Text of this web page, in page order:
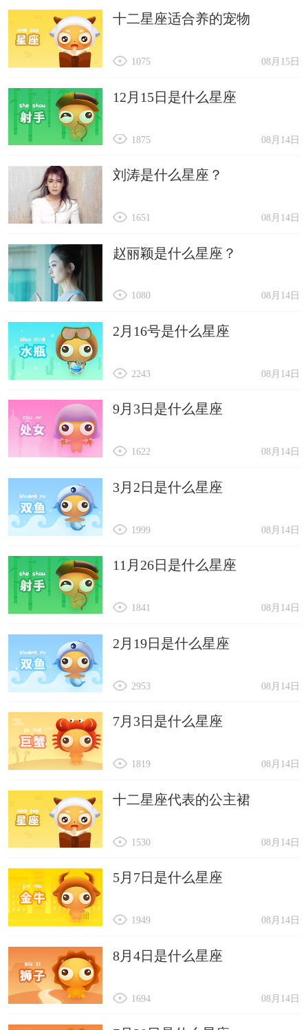
十二星座适合养的宠物
08月15日
1075
12月15日是什么星座
08月14日
1875
刘涛是什么星座？
08月14日
1651
赵丽颖是什么星座？
08月14日
1080
2月16号是什么星座
08月14日
2243
9月3日是什么星座
08月14日
1622
3月2日是什么星座
08月14日
1999
11月26日是什么星座
08月14日
1841
2月19日是什么星座
08月14日
2953
7月3日是什么星座
08月14日
1819
十二星座代表的公主裙
08月14日
1530
5月7日是什么星座
08月14日
1949
8月4日是什么星座
08月14日
1694